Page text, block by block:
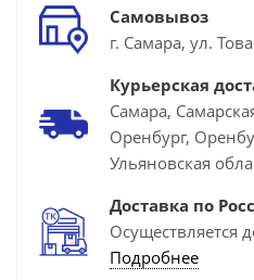
Самовывоз
г. Самара, ул.
Курьерская
Самара,
Оренбург,
Ульяновская
Доставка по
Осуществляется
Подробнее